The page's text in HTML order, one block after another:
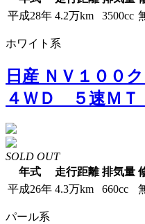
平成28年 4.2万km 3500cc
ホワイト系
日産 ＮＶ１００
４ＷＤ ５速Ｍ
SOLD OUT
年式
走行距離 排気量
平成26年 4.3万km 660cc
パール系